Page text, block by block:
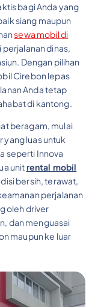
bagi Anda yang
siang maupun
sewa mobil di
dinas,
Dengan pilihan
Cirebon lepas
Anda tetap
di kantong.
beragam, mulai
yang luas untuk
seperti Innova
unitrental mobil
bersih, terawat,
perjalanan
oleh driver
dan menguasai
maupun ke luar